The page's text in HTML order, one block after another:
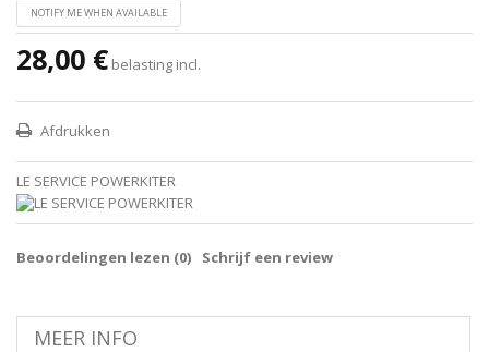
NOTIFY ME WHEN AVAILABLE
28,00 € belasting incl.
Afdrukken
LE SERVICE POWERKITER
Beoordelingen lezen (0) Schrijf een review
MEER INFO